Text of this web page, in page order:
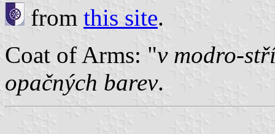
from this site.
Coat of Arms: "v modro-
opačných barev.